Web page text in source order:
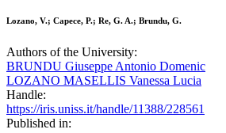
Lozano, V.; Capece, P.; Re, G. A.; Brundu, G.
Authors of the University:
BRUNDU Giuseppe Antonio Domenic
LOZANO MASELLIS Vanessa Lucia
Handle:
https://iris.uniss.it/handle/11388/228561
Published in: